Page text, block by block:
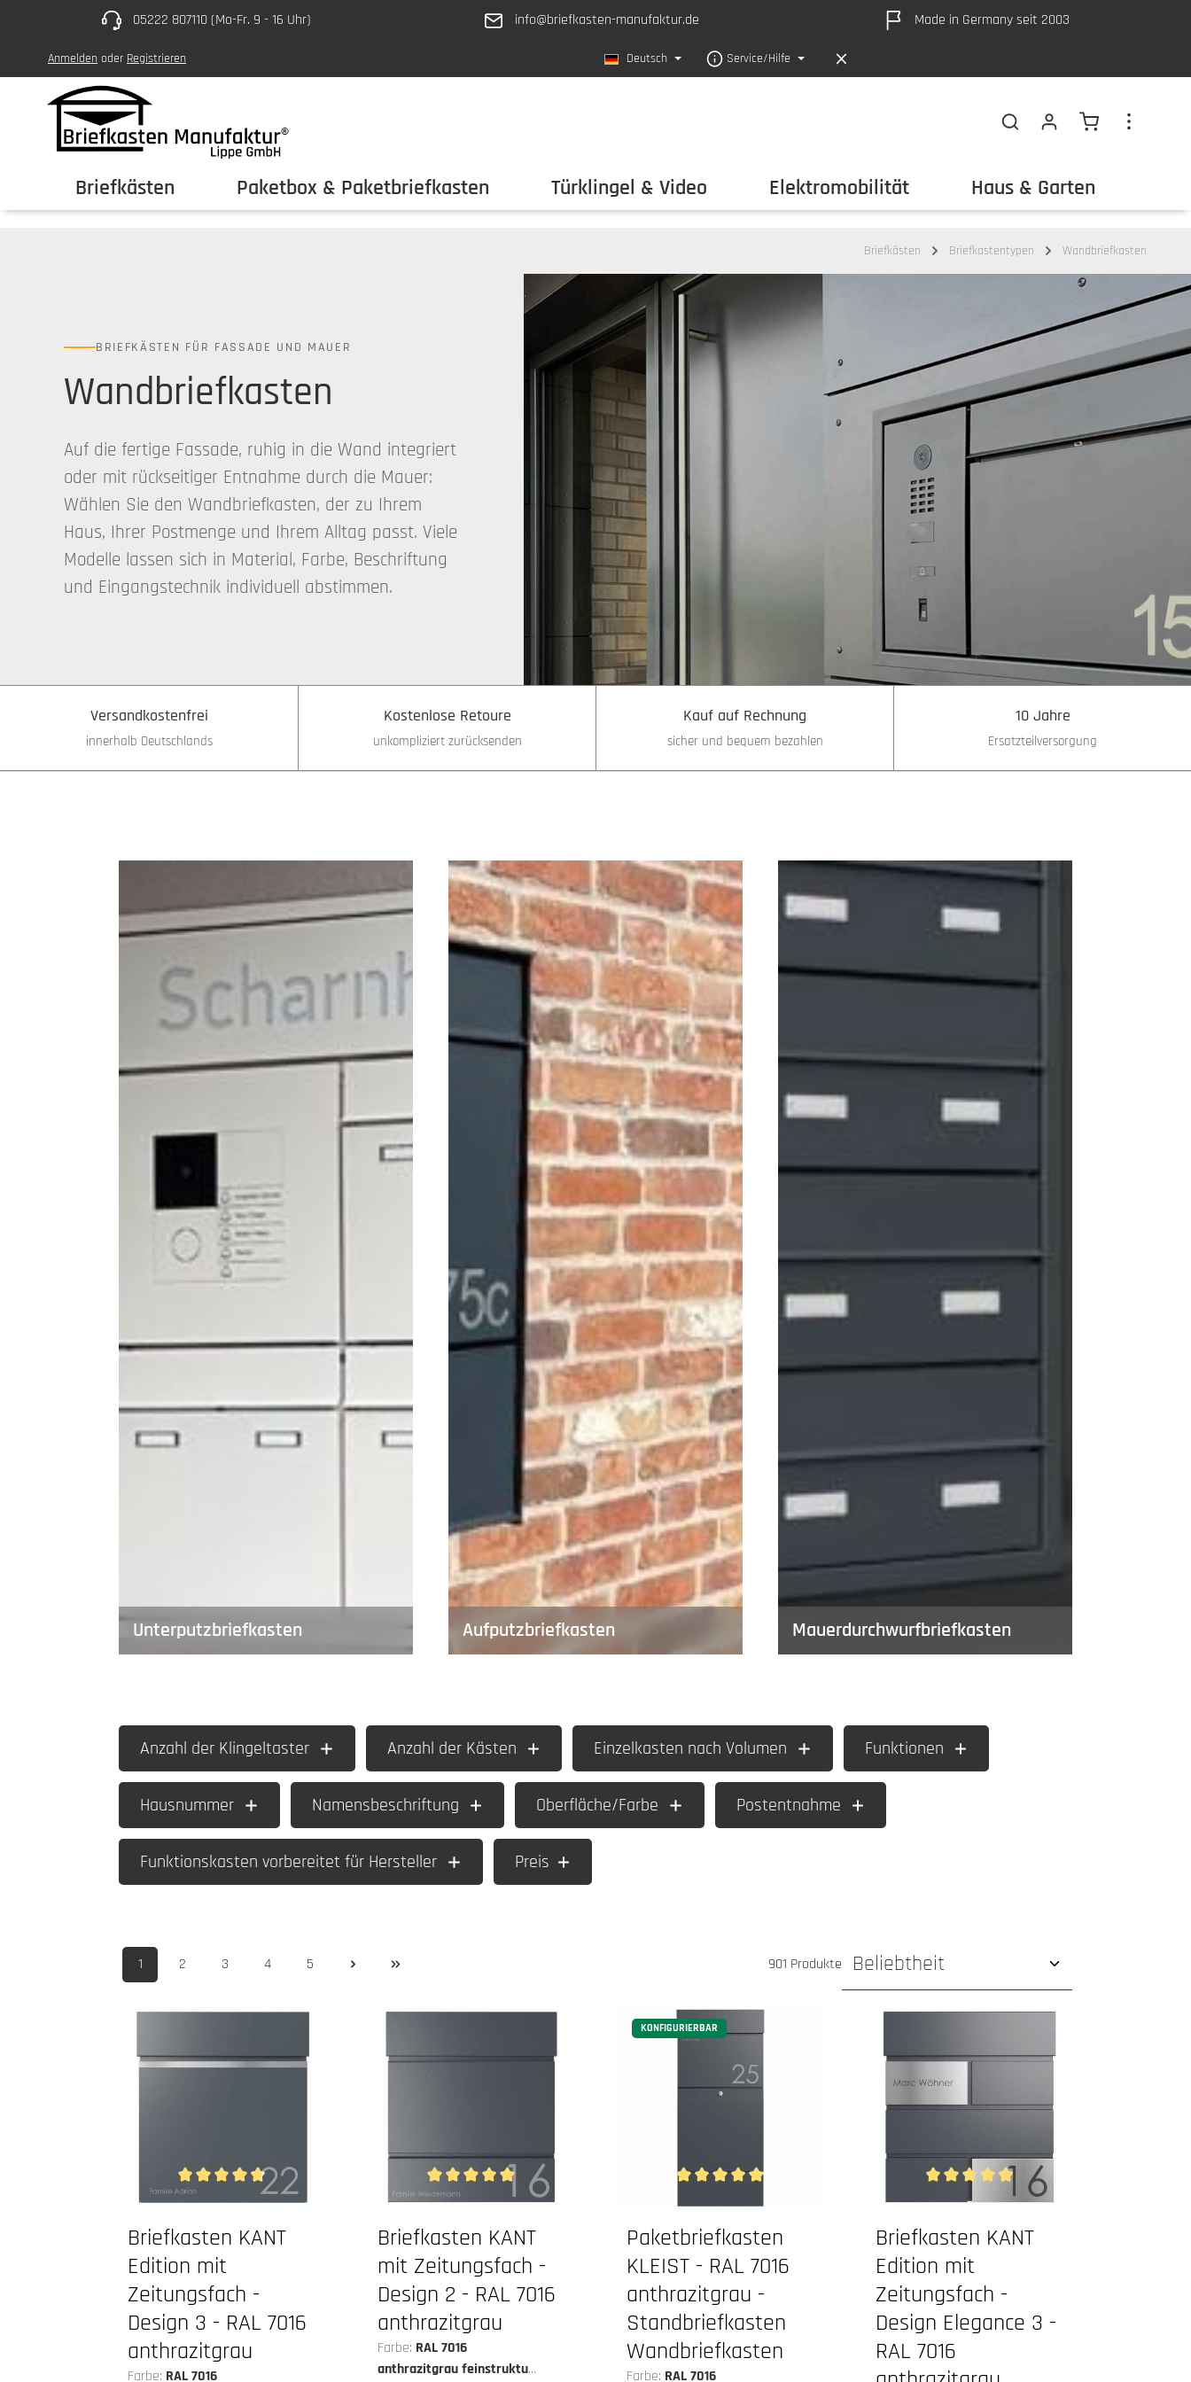
Hauptinhalt springen
Zur Hauptnavigation springen05222 807110 (Mo-Fr. 9 - 16 Uhr) info@briefkasten-manufaktur.de Made in Germany seit 2003
Anmelden oder Registrieren Deutsch Service/Hilfe
Warenkorb
Briefkästen Paketbox & Paketbriefkasten Türklingel & Video Elektromobilität Haus & Garten
Briefkästen Briefkastentypen Wandbriefkasten
BRIEFKÄSTEN FÜR FASSADE UND MAUER
Wandbriefkasten
Auf die fertige Fassade, ruhig in die Wand integriert
oder mit rückseitiger Entnahme durch die Mauer:
Wählen Sie den Wandbriefkasten, der zu Ihrem
Haus, Ihrer Postmenge und Ihrem Alltag passt. Viele
Modelle lassen sich in Material, Farbe, Beschriftung
und Eingangstechnik individuell abstimmen.
Versandkostenfrei
innerhalb Deutschlands
Kostenlose Retoure
unkompliziert zurücksenden
Kauf auf Rechnung
sicher und bequem bezahlen
10 Jahre
Ersatzteilversorgung
Unterputzbriefkasten Aufputzbriefkasten Mauerdurchwurfbriefkasten
Anzahl der Klingeltaster Anzahl der Kästen Einzelkasten nach Volumen Funktionen
Hausnummer Namensbeschriftung Oberfläche/Farbe Postentnahme
Funktionskasten vorbereitet für Hersteller Preis
Seite
1 Seite
2 Seite
3 Seite
4 Seite
5 901 Produkte
Durchschnittliche Bewertung von 4.75 von 5 Sternen
Briefkasten KANT
Edition mit
Zeitungsfach -
Design 3 - RAL 7016
anthrazitgrau
Farbe: RAL 7016
Durchschnittliche Bewertung von 5 von 5 Sternen
Briefkasten KANT
mit Zeitungsfach -
Design 2 - RAL 7016
anthrazitgrau
Farbe: RAL 7016
anthrazitgrau feinstruktur
KONFIGURIERBAR
Durchschnittliche Bewertung von 5 von 5 Sternen
Paketbriefkasten
KLEIST - RAL 7016
anthrazitgrau -
Standbriefkasten
Wandbriefkasten
Farbe: RAL 7016
Durchschnittliche Bewertung von 4.94 von 5
Briefkasten KANT
Edition mit
Zeitungsfach -
Design Elegance 3 -
RAL 7016